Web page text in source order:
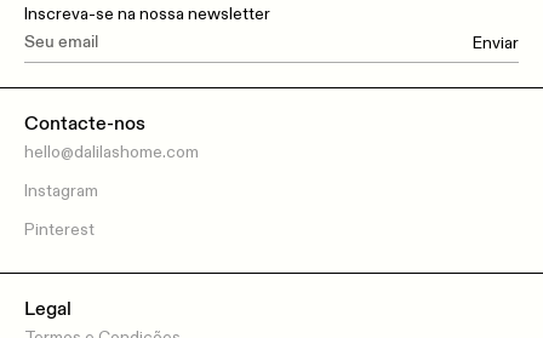
Inscreva-se na nossa newsletter
Enviar
Contacte-nos
hello@dalilashome.com
Instagram
Pinterest
Legal